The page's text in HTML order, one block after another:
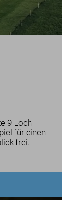
9-Loch-
für einen
frei.